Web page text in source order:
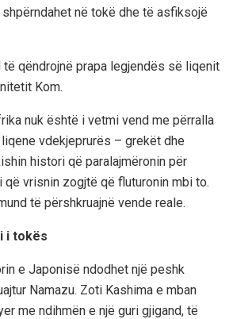
në tokë dhe të asfiksojë
të qëndrojnë prapa legjendës së liqenit
Kom.
nuk është i vetmi vend me përralla
vdekjeprurës – grekët dhe
histori që paralajmëronin për
që vrisnin zogjtë që fluturonin mbi to.
të përshkruajnë vende reale.
i tokës
e Japonisë ndodhet një peshk
Namazu. Zoti Kashima e mban
me ndihmën e një guri gjigand, të